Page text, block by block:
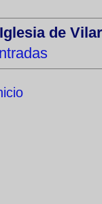
Iglesia de